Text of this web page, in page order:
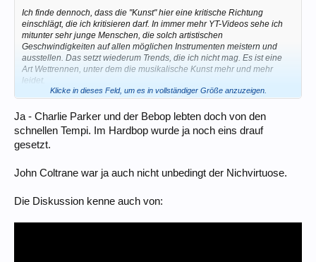
Ich finde dennoch, dass die "Kunst" hier eine kritische Richtung
einschlägt, die ich kritisieren darf. In immer mehr YT-Videos sehe ich
mitunter sehr junge Menschen, die solch artistischen
Geschwindigkeiten auf allen möglichen Instrumenten meistern und
ausstellen. Das setzt wiederum Trends, die ich nicht mag. Es ist eine
Art Wettrennen, unter dem die musikalische Kunst mehr und mehr
leidet.
Ausschwingvorgang, Phrasierung, das Vibrato, all das scheint jetzt
keine Rolle mehr zu spielen, Hauptsache, man spielt in höllischem
Tempo die wildesten Sachen. Es gibt keine professionellen Soli mehr,
die nicht mindestens in double time möglichst noch die Top Tones
gerade denn, wenn man im Workshop eine vorbildliche Rolle
Klicke in dieses Feld, um es in vollständiger Größe anzuzeigen.
Ja - Charlie Parker und der Bebop lebten doch von den
schnellen Tempi. Im Hardbop wurde ja noch eins drauf
gesetzt.
John Coltrane war ja auch nicht unbedingt der Nichvirtuose.
Die Diskussion kenne auch von: